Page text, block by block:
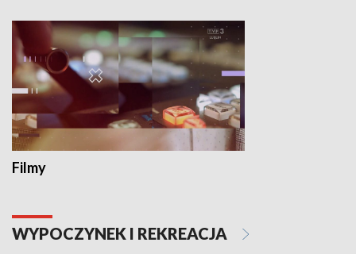
Filmy
WYPOCZYNEK I REKREACJA